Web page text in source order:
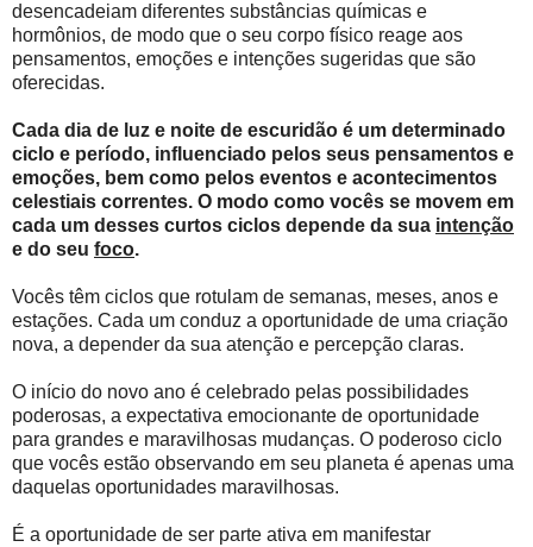
desencadeiam diferentes substâncias químicas e
hormônios, de modo que o seu corpo físico reage aos
pensamentos, emoções e intenções sugeridas que são
oferecidas.
Cada dia de luz e noite de escuridão é um determinado
ciclo e período, influenciado pelos seus pensamentos e
emoções, bem como pelos eventos e acontecimentos
celestiais correntes. O modo como vocês se movem em
cada um desses curtos ciclos depende da sua intenção
e do seu foco.
Vocês têm ciclos que rotulam de semanas, meses, anos e
estações. Cada um conduz a oportunidade de uma criação
nova, a depender da sua atenção e percepção claras.
O início do novo ano é celebrado pelas possibilidades
poderosas, a expectativa emocionante de oportunidade
para grandes e maravilhosas mudanças. O poderoso ciclo
que vocês estão observando em seu planeta é apenas uma
daquelas oportunidades maravilhosas.
É a oportunidade de ser parte ativa em manifestar